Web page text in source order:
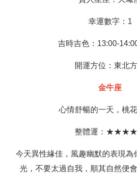
幸運數字：1
吉時吉色：13:00-
開運方位：東北
金牛座
心情舒暢的一天，桃花
整體運：
今天異性緣佳，風趣幽默的表現為
光，不要太過自我，順其自然便